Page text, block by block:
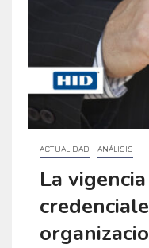
ACTUALIDAD ANÁLISIS
La